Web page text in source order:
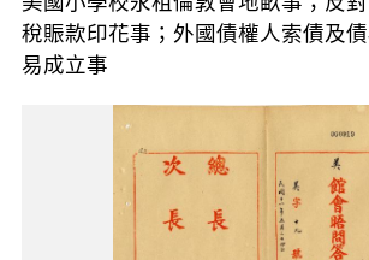
稅賑款印花事；外國債權人索債及
易成立事